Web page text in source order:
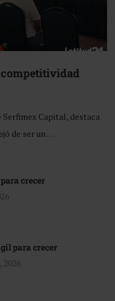
Capital, destaca
de ser un …
crecer
para crecer
2026